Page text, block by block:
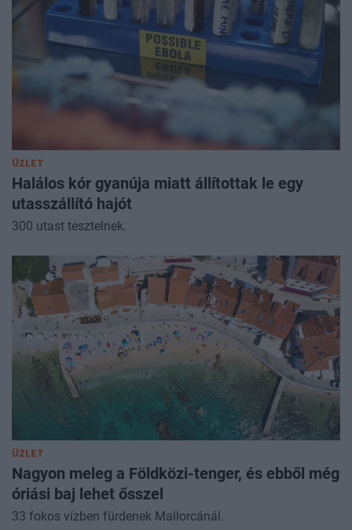
ÜZLET
Halálos kór gyanúja miatt állítottak le egy
utasszállító hajót
300 utast tesztelnek.
ÜZLET
Nagyon meleg a Földközi-tenger, és ebből még
óriási baj lehet ősszel
33 fokos vízben fürdenek Mallorcánál.